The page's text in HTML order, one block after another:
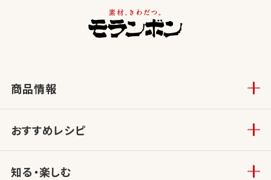
商品情報
おすすめレシピ
知る・楽しむ